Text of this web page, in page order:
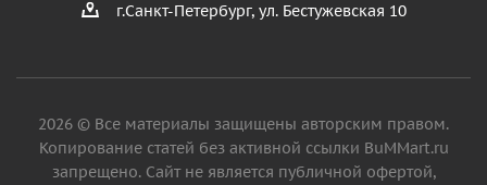
г.Санкт-Петербург, ул. Бестужевская 10
2026 © Все материалы защищены авторским правом.
Копирование статей без активной ссылки BuMMart.ru
запрещено. Сайт не является публичной офертой,